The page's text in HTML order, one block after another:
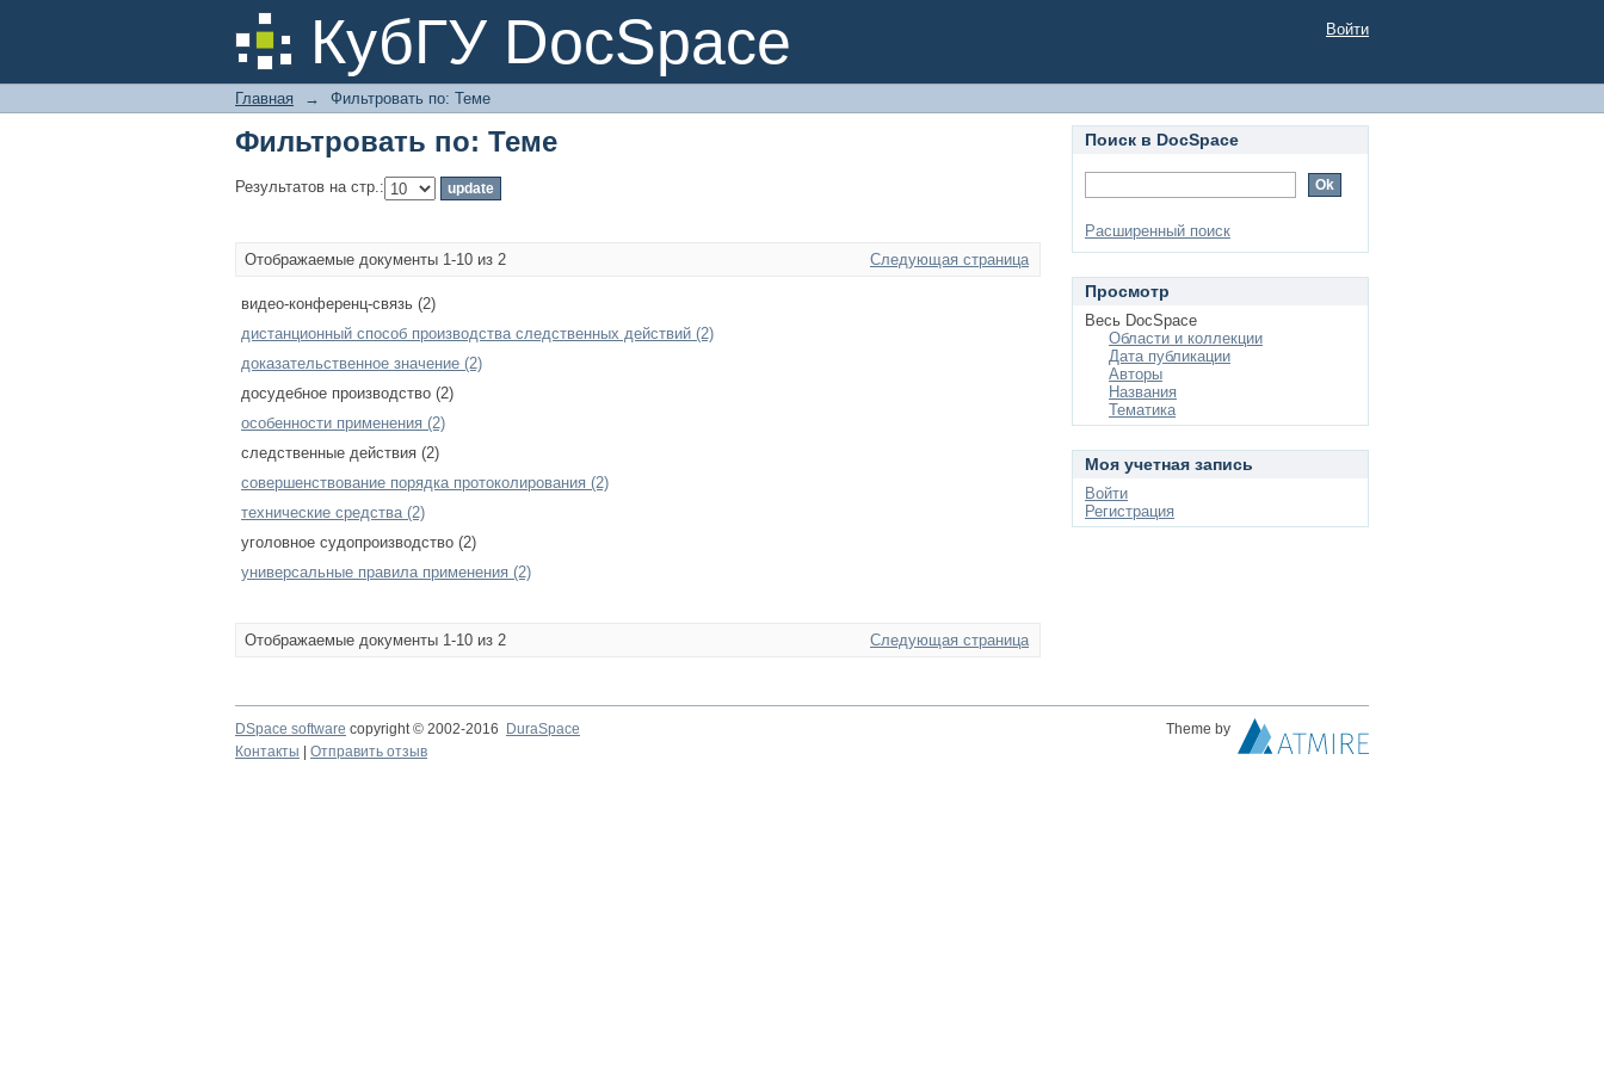
КубГУ DocSpace
Фильтровать по: Теме Войти
Главная → Фильтровать по: Теме
Фильтровать по: Теме
Результатов на стр.:
Отображаемые документы 1-10 из 2 Следующая страница
видео-конференц-связь (2)
дистанционный способ производства следственных действий (2)
доказательственное значение (2)
досудебное производство (2)
особенности применения (2)
следственные действия (2)
совершенствование порядка протоколирования (2)
технические средства (2)
уголовное судопроизводство (2)
универсальные правила применения (2)
Отображаемые документы 1-10 из 2 Следующая страница
Поиск в DocSpace
Расширенный поиск
Просмотр
Весь DocSpace
Области и коллекции
Дата публикации
Авторы
Названия
Тематика
Моя учетная запись
Войти
Регистрация
DSpace software copyright © 2002-2016 DuraSpace
Theme by
Контакты
Отправить отзыв